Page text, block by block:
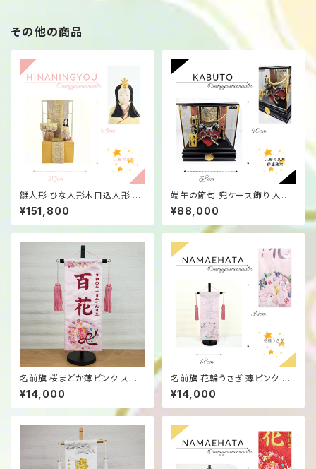
その他の商品
雛人形 ひな人形木目込人形 人
形の久月 親王 立雛収納 紫苑雛
IS192616
¥151,800
端午の節句 兜ケース飾り 人形
の久月 伊達政宗 龍彫金 K5171
0313
¥88,000
名前旗 桜まどか薄ピンク スワ
ロフスキー付き 小サイズ39 ロ
ーズ刺繍 桃の節句 女の子
¥14,000
名前旗 花輪うさぎ 薄ピンク 藤
色刺繍 小サイズ39cm
¥14,000